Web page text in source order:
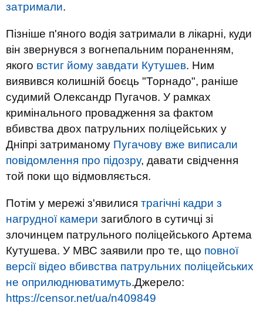
затримали.
Пізніше п'яного водія затримали в лікарні, куди
він звернувся з вогнепальним пораненням,
якого встиг йому завдати Кутушев. Ним
виявився колишній боєць "Торнадо", раніше
судимий Олександр Пугачов. У рамках
кримінального провадження за фактом
вбивства двох патрульних поліцейських у
Дніпрі затриманому Пугачову вже виписали
повідомлення про підозру, давати свідчення
той поки що відмовляється.
Потім у мережі з'явилися трагічні кадри з
нагрудної камери загиблого в сутичці зі
злочинцем патрульного поліцейського Артема
Кутушева. У МВС заявили про те, що повної
версії відео вбивства патрульних поліцейських
не оприлюднюватимуть.Джерело:
https://censor.net/ua/n409849